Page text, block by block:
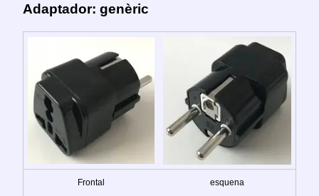
Adaptador: genèric
Frontal esquena